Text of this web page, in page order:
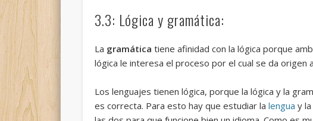
3.3: Lógica y gramática:
La gramática tiene afinidad con la lógica porque
lógica le interesa el proceso por el cual se da origen
Los lenguajes tienen lógica, porque la lógica y la
es correcta. Para esto hay que estudiar la lengua y la